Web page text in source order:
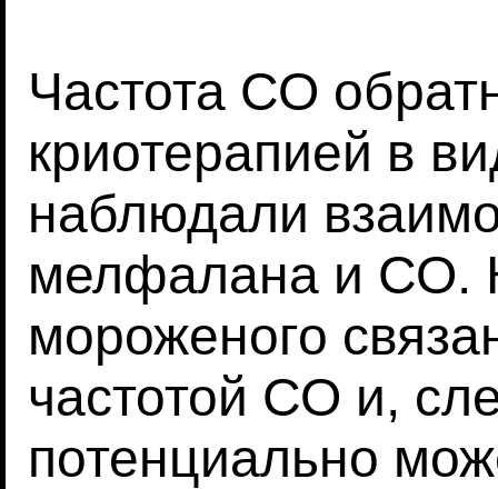
Частота СО
криотерапией в
наблюдали
мелфалана и СО.
мороженого
частотой СО и,
потенциально